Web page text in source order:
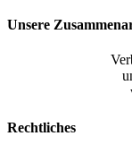
Unsere
Rechtliches